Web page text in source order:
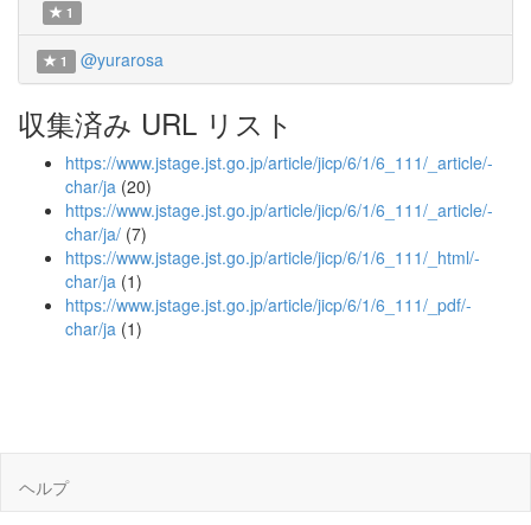
1
1 @yurarosa
収集済み URL リスト
https://www.jstage.jst.go.jp/article/jicp/6/1/6_111/_article/-
char/ja (20)
https://www.jstage.jst.go.jp/article/jicp/6/1/6_111/_article/-
char/ja/ (7)
https://www.jstage.jst.go.jp/article/jicp/6/1/6_111/_html/-
char/ja (1)
https://www.jstage.jst.go.jp/article/jicp/6/1/6_111/_pdf/-
char/ja (1)
ヘルプ